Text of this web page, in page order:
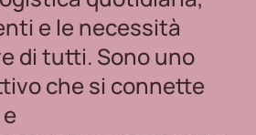
e le necessità
di tutti. Sono uno
che si connette